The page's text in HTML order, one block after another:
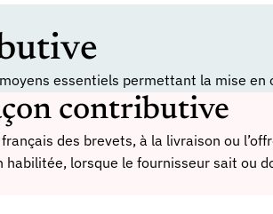
essentiels permettant la mise en
contributive
des brevets, à la livraison ou
habilitée, lorsque le fournisseur sait ou